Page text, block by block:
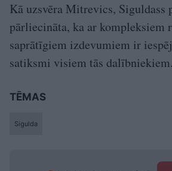
Kā uzsvēra Mitrevics, Siguldass
pārliecināta, ka ar kompleksiem
saprātīgiem izdevumiem ir
satiksmi visiem tās dalībniekiem.
TĒMAS
Sigulda